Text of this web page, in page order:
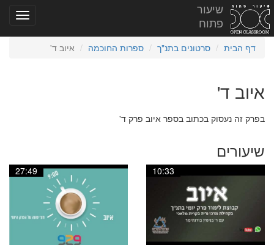
שיעור
פתוח
דף הבית סרטונים בתנ"ך ספרות החוכמה איוב ד'
איוב ד'
בפרק זה נעסוק בכתוב בספר איוב פרק ד'
שיעורים
10:33
27:49